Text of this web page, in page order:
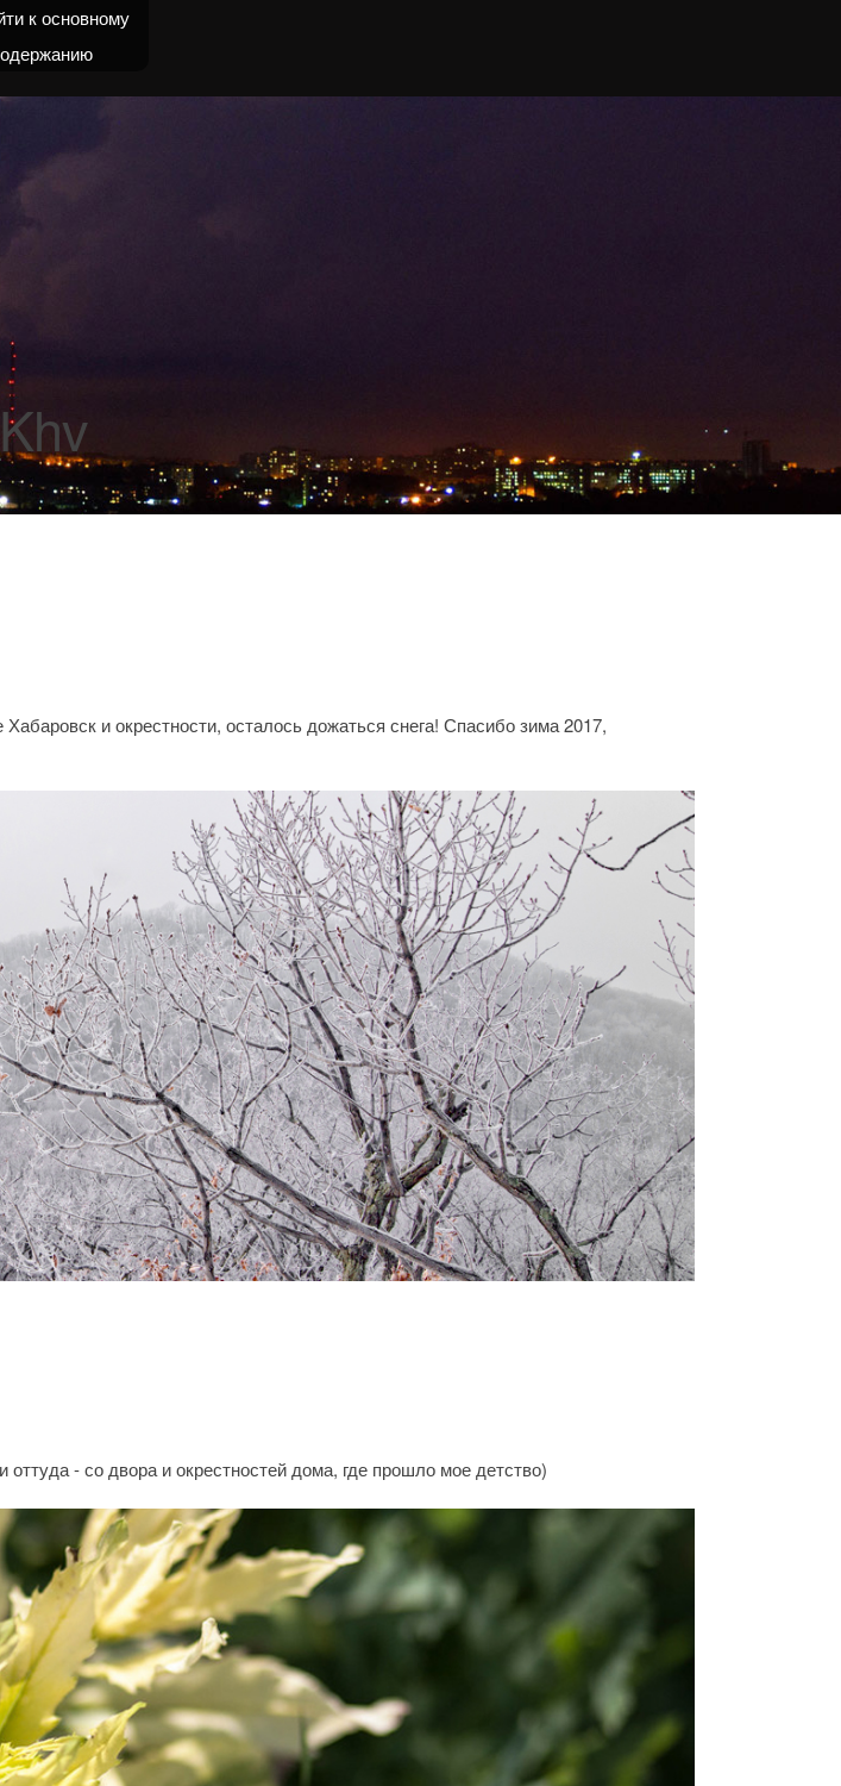
к основному
и окрестности, осталось дожаться снега! Спасибо зима 2017,
- со двора и окрестностей дома, где прошло мое детство)